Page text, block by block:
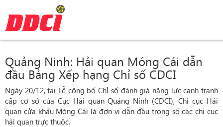
Quảng Ninh: Hải quan Móng Cái dẫn
đầu Bảng Xếp hạng Chỉ số CDCI
Ngày 20/12, tại Lễ công bố Chỉ số đánh giá năng lực cạnh tranh
cấp cơ sở của Cục Hải quan Quảng Ninh (CDCI), Chi cục Hải
quan cửa khẩu Móng Cái là đơn vị dẫn đầu trong số các chi cục
hải quan trực thuộc.